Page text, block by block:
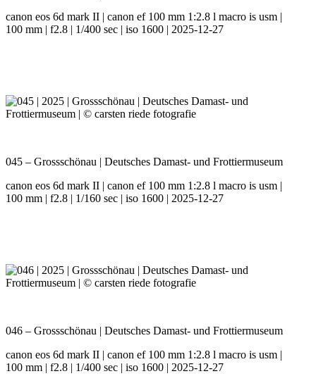
canon eos 6d mark II | canon ef 100 mm 1:2.8 l macro is usm |
100 mm | f2.8 | 1/400 sec | iso 1600 | 2025-12-27
045 – Grossschönau | Deutsches Damast- und Frottiermuseum
canon eos 6d mark II | canon ef 100 mm 1:2.8 l macro is usm |
100 mm | f2.8 | 1/160 sec | iso 1600 | 2025-12-27
046 – Grossschönau | Deutsches Damast- und Frottiermuseum
canon eos 6d mark II | canon ef 100 mm 1:2.8 l macro is usm |
100 mm | f2.8 | 1/400 sec | iso 1600 | 2025-12-27